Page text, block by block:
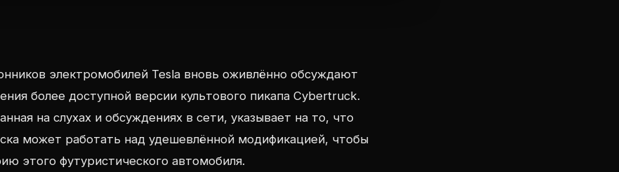
электромобилей Tesla вновь оживлённо обсуждают
более доступной версии культового пикапа Cybertruck.
на слухах и обсуждениях в сети, указывает на то, что
может работать над удешевлённой модификацией, чтобы
этого футуристического автомобиля.